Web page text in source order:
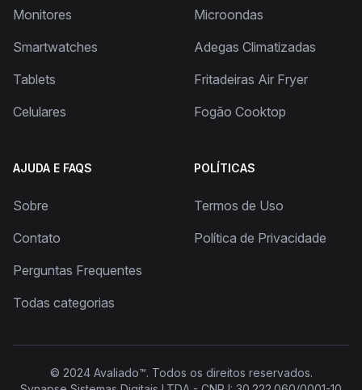
Monitores
Smartwatches
Tablets
Celulares
Microondas
Adegas Climatizadas
Fritadeiras Air Fryer
Fogão Cooktop
AJUDA E FAQS
Sobre
Contato
Perguntas Frequentes
Todas categorias
POLÍTICAS
Termos de Uso
Política de Privacidade
© 2024 Avaliado™. Todos os direitos reservados.